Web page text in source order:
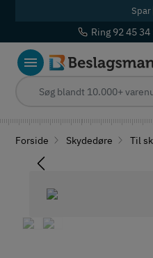
Spar
Ring 92 45 34
Forside Skydedøre Til